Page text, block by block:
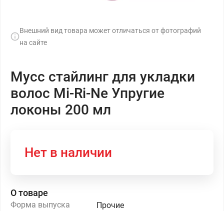
Внешний вид товара может отличаться от фотографий
на сайте
Мусс стайлинг для укладки
волос Mi-Ri-Ne Упругие
локоны 200 мл
Нет в наличии
О товаре
Форма выпуска
Прочие